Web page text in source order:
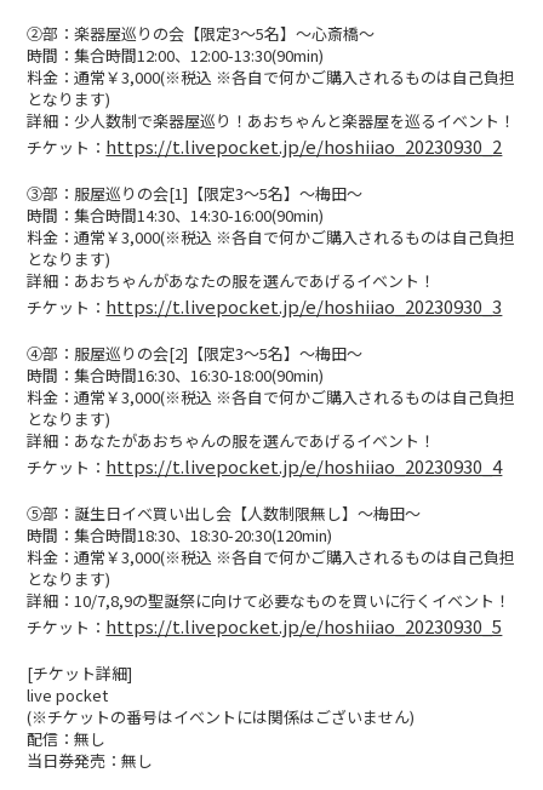
CONTACT
②部：楽器屋巡りの会【限定3〜5名】〜心斎橋〜
時間：集合時間12:00、12:00-13:30(90min)
料金：通常￥3,000(※税込 ※各自で何かご購入されるものは自己負担
となります)
詳細：少人数制で楽器屋巡り！あおちゃんと楽器屋を巡るイベント！
チケット： https://t.livepocket.jp/e/hoshiiao_20230930_2
③部：服屋巡りの会[1]【限定3〜5名】〜梅田〜
時間：集合時間14:30、14:30-16:00(90min)
料金：通常￥3,000(※税込 ※各自で何かご購入されるものは自己負担
となります)
詳細：あおちゃんがあなたの服を選んであげるイベント！
チケット： https://t.livepocket.jp/e/hoshiiao_20230930_3
④部：服屋巡りの会[2]【限定3〜5名】〜梅田〜
時間：集合時間16:30、16:30-18:00(90min)
料金：通常￥3,000(※税込 ※各自で何かご購入されるものは自己負担
となります)
詳細：あなたがあおちゃんの服を選んであげるイベント！
チケット： https://t.livepocket.jp/e/hoshiiao_20230930_4
⑤部：誕生日イベ買い出し会【人数制限無し】〜梅田〜
時間：集合時間18:30、18:30-20:30(120min)
料金：通常￥3,000(※税込 ※各自で何かご購入されるものは自己負担
となります)
詳細：10/7,8,9の聖誕祭に向けて必要なものを買いに行くイベント！
チケット： https://t.livepocket.jp/e/hoshiiao_20230930_5
[チケット詳細]
live pocket
(※チケットの番号はイベントには関係はございません)
配信：無し
当日券発売：無し